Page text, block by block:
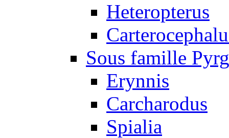
Heteropterus
Sous famille
Erynnis
Carcharodus
Spialia